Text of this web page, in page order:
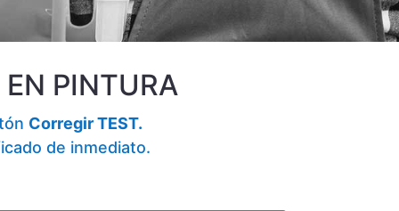
PINTURA
Corregir TEST.
de inmediato.